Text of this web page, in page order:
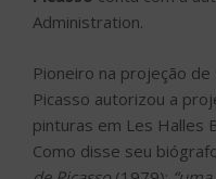
Administration.
Pioneiro na projeção
Picasso autorizou a
pinturas em Les Halles
Como disse seu